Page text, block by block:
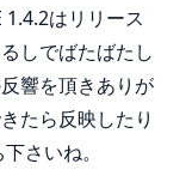
1.4.2はリリース
しでばたばたし
響を頂きありが
たら反映したり
さいね。